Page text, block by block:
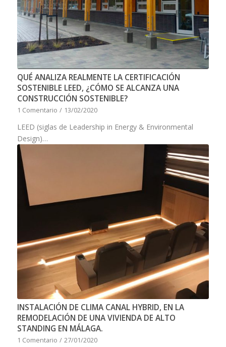
QUÉ ANALIZA REALMENTE LA CERTIFICACIÓN
SOSTENIBLE LEED, ¿CÓMO SE ALCANZA UNA
CONSTRUCCIÓN SOSTENIBLE?
1 Comentario / 13/02/2020
LEED (siglas de Leadership in Energy & Environmental
Design)…
INSTALACIÓN DE CLIMA CANAL HYBRID, EN LA
REMODELACIÓN DE UNA VIVIENDA DE ALTO
STANDING EN MÁLAGA.
1 Comentario / 27/01/2020